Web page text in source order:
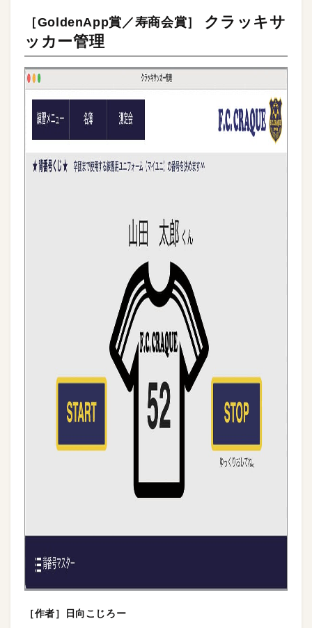
［GoldenApp賞／寿商会賞］
クラッキサ
ッカー管理
［作者］日向こじろー